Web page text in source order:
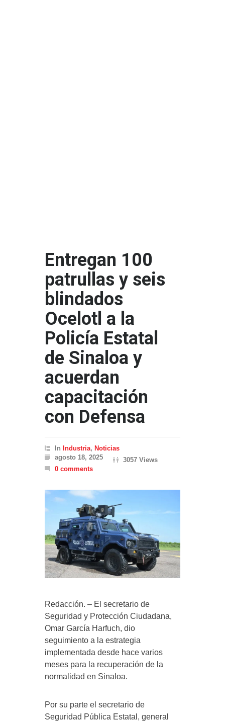
Entregan 100
patrullas y seis
blindados
Ocelotl a la
Policía Estatal
de Sinaloa y
acuerdan
capacitación
con Defensa
In Industria, Noticias
agosto 18, 2025
3057 Views
0 comments
Redacción. – El secretario de
Seguridad y Protección Ciudadana,
Omar García Harfuch, dio
seguimiento a la estrategia
implementada desde hace varios
meses para la recuperación de la
normalidad en Sinaloa.
Por su parte el secretario de
Seguridad Pública Estatal, general